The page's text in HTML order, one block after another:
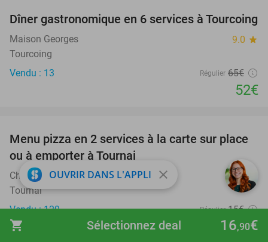
shopping_cart 16,90€
Sélectionnez deal
20%
Dîner gastronomique en 6 services à Tourcoing
Maison Georges 9.0 star
Tourcoing
Vendu : 13
Régulier 65€
52€
34%
Menu pizza en 2 services à la carte sur place
ou à emporter à Tournai
Chez Roger Pizzeria 9.9star
Tournai
Vendu : 129
Régulier 15€
9,90€
OUVRIR DANS L'APPLI close